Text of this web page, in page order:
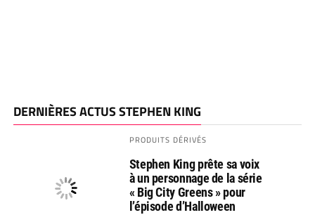
DERNIÈRES ACTUS STEPHEN KING
PRODUITS DÉRIVÉS
Stephen King prête sa voix
à un personnage de la série
« Big City Greens » pour
l’épisode d’Halloween